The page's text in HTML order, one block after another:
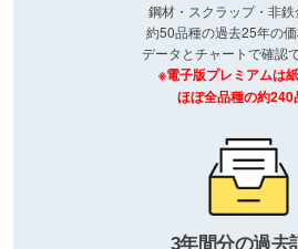
鋼材・スクラップ・非
約50品種の過去25年の
データとチャートで確認
※電子版プレミアムは
ほぼ全品種の約240
3年間分の過去